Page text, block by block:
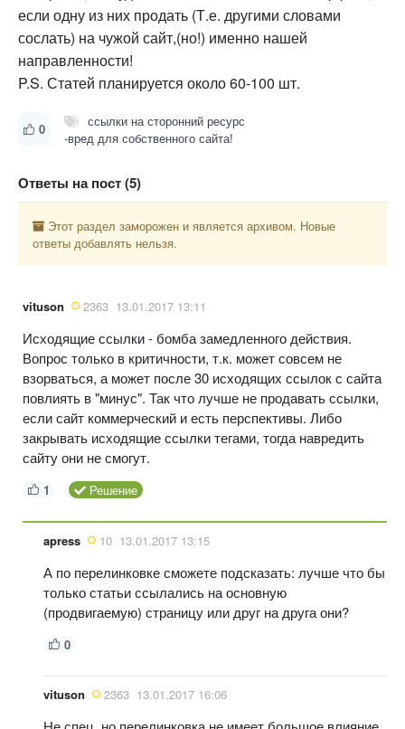
если одну из них продать (Т.е. другими словами
сослать) на чужой сайт,(но!) именно нашей
направленности!
P.S. Статей планируется около 60-100 шт.
0
ссылки на сторонний ресурс
-вред для собственного сайта!
Ответы на пост (5)
Этот раздел заморожен и является архивом. Новые
ответы добавлять нельзя.
vituson 2363 13.01.2017 13:11
Исходящие ссылки - бомба замедленного действия.
Вопрос только в критичности, т.к. может совсем не
взорваться, а может после 30 исходящих ссылок с сайта
повлиять в "минус". Так что лучше не продавать ссылки,
если сайт коммерческий и есть перспективы. Либо
закрывать исходящие ссылки тегами, тогда навредить
сайту они не смогут.
1 Решение
apress 10 13.01.2017 13:15
А по перелинковке сможете подсказать: лучше что бы
только статьи ссылались на основную
(продвигаемую) страницу или друг на друга они?
0
vituson 2363 13.01.2017 16:06